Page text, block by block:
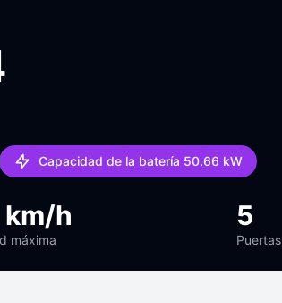
Capacidad de la batería 50.66 kW
km/h
máxima
5
Puertas